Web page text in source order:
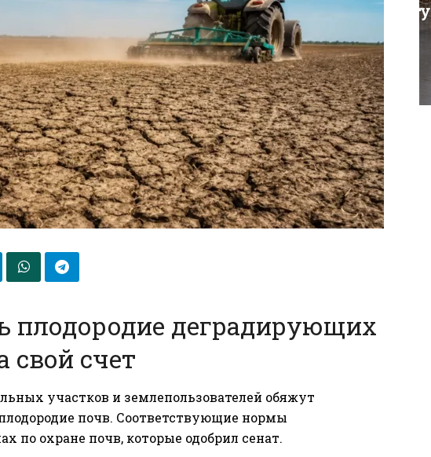
плодородие деградирующих
свой счет
участков и землепользователей обяжут
почв. Соответствующие нормы
по охране почв, которые одобрил сенат.
Wildberries начал охоту
за складами в
Казахстане
29.07.2026